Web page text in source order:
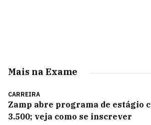
Mais na Exame
CARREIRA
Zamp abre programa de estágio
3.500; veja como se inscrever